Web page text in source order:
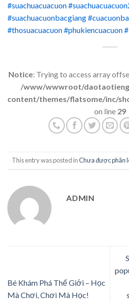
#suachuacuacuon
#suachuacuonbacgiang
#thosuacuacuon#phukiencuacuon
Notice: Trying to access array
/www/wwwroot/
content/themes/flatsome/inc/
on line 29
This entry was posted inChưa được phân
ADMIN
Bé Khám Phá Thế Giới – Học
Mà Chơi, Chơi Mà Học!